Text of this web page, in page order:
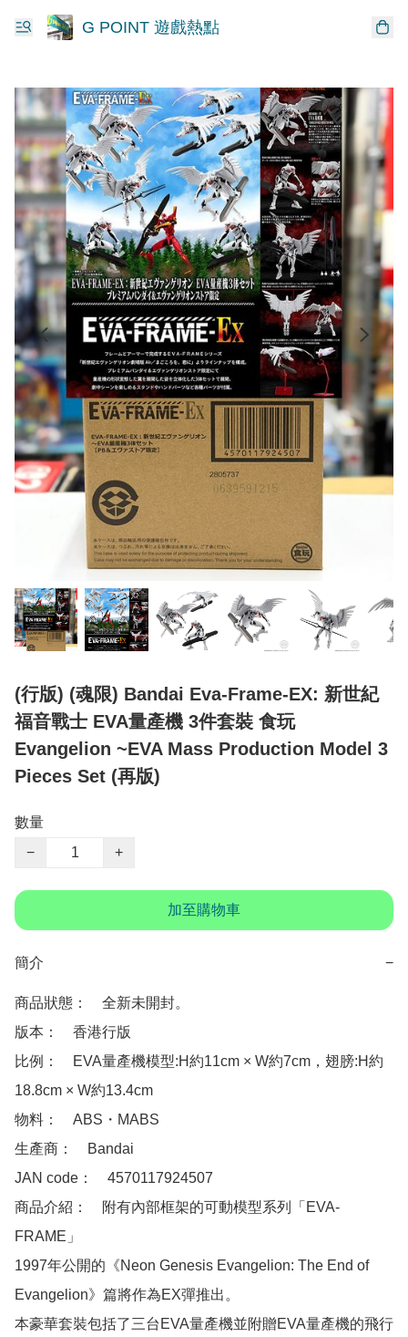
G POINT 遊戲熱點
(行版) (魂限) Bandai Eva-Frame-EX: 新世紀
福音戰士 EVA量產機 3件套裝 食玩
Evangelion ~EVA Mass Production Model 3
Pieces Set (再版)
數量
−
+
加至購物車
簡介 −
商品狀態：　全新未開封。
版本：　香港行版
比例：　EVA量產機模型:H約11cm × W約7cm，翅膀:H約
18.8cm × W約13.4cm
物料：　ABS・MABS
生產商：　Bandai
JAN code：　4570117924507
商品介紹：　附有內部框架的可動模型系列「EVA-
FRAME」
1997年公開的《Neon Genesis Evangelion: The End of
Evangelion》篇將作為EX彈推出。
本豪華套裝包括了三台EVA量產機並附贈EVA量產機的飛行